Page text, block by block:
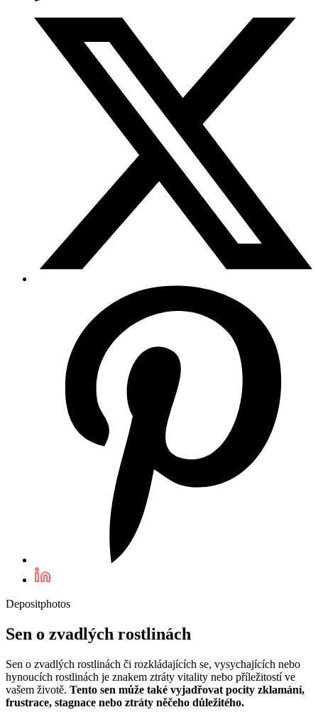
Depositphotos
Sen o zvadlých rostlinách
Sen o zvadlých rostlinách či rozkládajících se, vysychajících nebo
hynoucích rostlinách je znakem ztráty vitality nebo příležitostí ve
vašem životě. Tento sen může také vyjadřovat pocity zklamání,
frustrace, stagnace nebo ztráty něčeho důležitého.